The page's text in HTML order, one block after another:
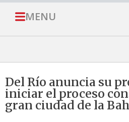
MENU
Del Río anuncia su
iniciar el proceso
gran ciudad de la